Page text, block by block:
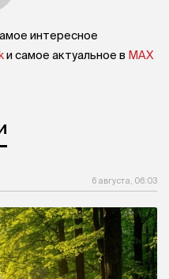
интересное
и самое актуальное в MAX
6 августа, 06:03